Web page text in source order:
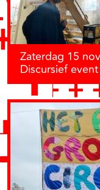
Zaterdag 15
Discursief
en tijdelijk